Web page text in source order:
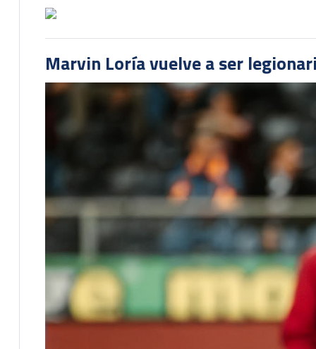
Marvin Loría vuelve a ser